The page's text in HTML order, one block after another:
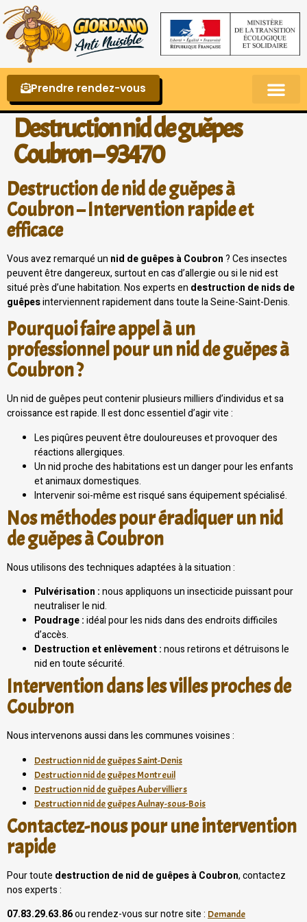
Prendre rendez-vous
Destruction nid de guêpes
Coubron – 93470
Destruction de nid de guêpes à
Coubron – Intervention rapide et
efficace
Vous avez remarqué un nid de guêpes à Coubron? Ces insectes
peuvent être dangereux, surtout en cas d’allergie ou si le nid est
situé près d’une habitation. Nos experts en destruction de nids de
guêpesinterviennent rapidement dans toute la Seine-Saint-Denis.
Pourquoi faire appel à un
professionnel pour un nid de guêpes à
Coubron ?
Un nid de guêpes peut contenir plusieurs milliers d’individus et sa
croissance est rapide. Il est donc essentiel d’agir vite :
Les piqûres peuvent être douloureuses et provoquer des
réactions allergiques.
Un nid proche des habitations est un danger pour les enfants
et animaux domestiques.
Intervenir soi-même est risqué sans équipement spécialisé.
Nos méthodes pour éradiquer un nid
de guêpes à Coubron
Nous utilisons des techniques adaptées à la situation :
Pulvérisation :nous appliquons un insecticide puissant pour
neutraliser le nid.
Poudrage :idéal pour les nids dans des endroits difficiles
d’accès.
Destruction et enlèvement :nous retirons et détruisons le
nid en toute sécurité.
Intervention dans les villes proches de
Coubron
Nous intervenons aussi dans les communes voisines :
Destruction nid de guêpes Saint-Denis
Destruction nid de guêpes Montreuil
Destruction nid de guêpes Aubervilliers
Destruction nid de guêpes Aulnay-sous-Bois
Contactez-nous pour une intervention
rapide
Pour toute destruction de nid de guêpes à Coubron, contactez
nos experts :
07.83.29.63.86ou rendez-vous sur notre site : Demande